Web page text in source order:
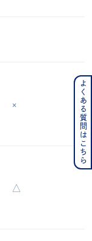
×
△
よくある質問はこちら